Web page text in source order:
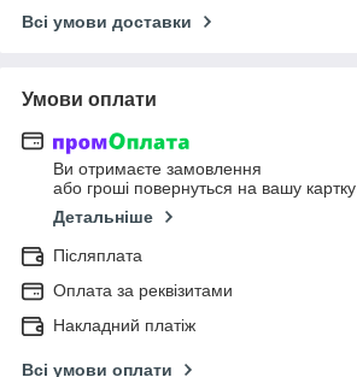
Всі умови доставки
Умови оплати
Ви отримаєте замовлення
або гроші повернуться на вашу картку
Детальніше
Післяплата
Оплата за реквізитами
Накладний платіж
Всі умови оплати